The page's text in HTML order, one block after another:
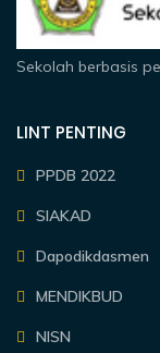
Sekolah berbasis
LINT PENTING
PPDB 2022
SIAKAD
Dapodikdasmen
MENDIKBUD
NISN